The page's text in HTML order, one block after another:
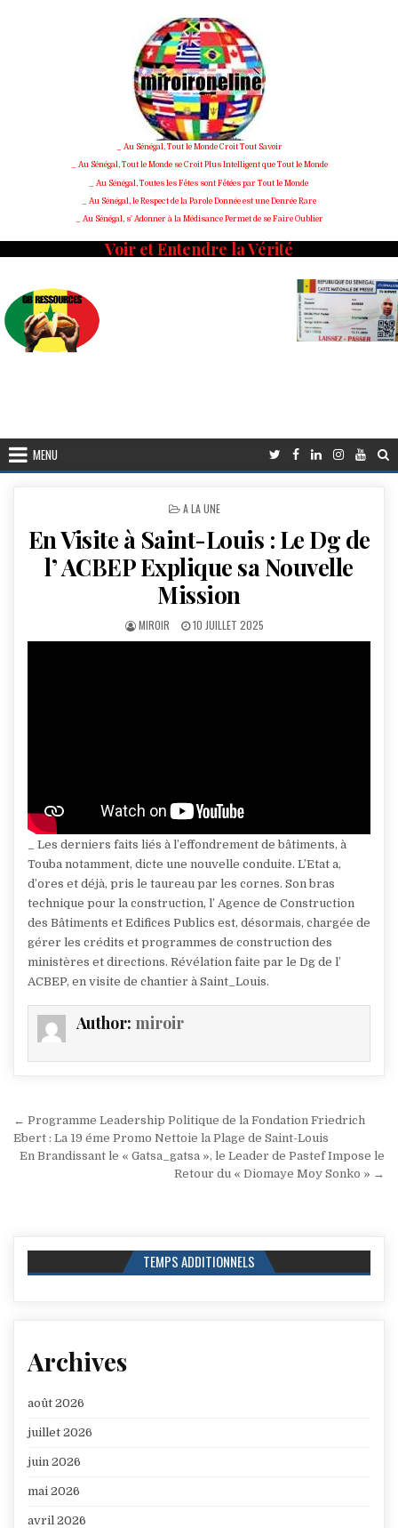
_ Au Sénégal, Tout le Monde Croit Tout Savoir
_ Au Sénégal, Tout le Monde se Croit Plus Intelligent que Tout le Monde
_ Au Sénégal, Toutes les Fêtes sont Fêtées par Tout le Monde
_ Au Sénégal, le Respect de la Parole Donnée est une Denrée Rare
_ Au Sénégal, s' Adonner à la Médisance Permet de se Faire Oublier
Voir et Entendre la Vérité
MENU
POSTED
A LA UNE
En Visite à Saint-Louis : Le Dg de
l’ ACBEP Explique sa Nouvelle
Mission
AUTHOR:
MIROIR
PUBLISHED
DATE:
10 JUILLET 2025
_ Les derniers faits liés à l’effondrement de bâtiments, à
Touba notamment, dicte une nouvelle conduite. L’Etat a,
d’ores et déjà, pris le taureau par les cornes. Son bras
technique pour la construction, l’ Agence de Construction
des Bâtiments et Edifices Publics est, désormais, chargée de
gérer les crédits et programmes de construction des
ministères et directions. Révélation faite par le Dg de l’
ACBEP, en visite de chantier à Saint_Louis.
Author: miroir
Navigation
de
← Programme Leadership Politique de la Fondation Friedrich
Ebert : La 19 éme Promo Nettoie la Plage de Saint-Louis
En Brandissant le « Gatsa_gatsa », le Leader de Pastef Impose le
Retour du « Diomaye Moy Sonko » →
TEMPS ADDITIONNELS
Archives
août 2026
juillet 2026
juin 2026
mai 2026
avril 2026